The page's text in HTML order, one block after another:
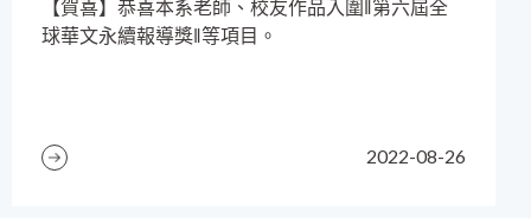
2022-08-26
【賀喜】恭喜本系老師、校友作品入圍‖第六屆全
球華文永續報導獎‖等項目。